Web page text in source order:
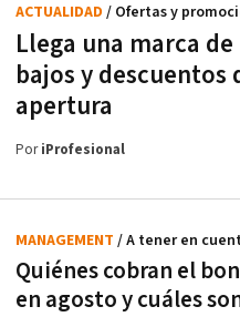
Llega una marca
bajos y descuentos
apertura
ACTUALIDAD / Ofertas y
PoriProfesional
Quiénes cobran el
en agosto y cuáles
MANAGEMENT / A tener en